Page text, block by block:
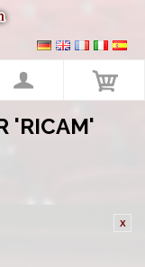
'RICAM'